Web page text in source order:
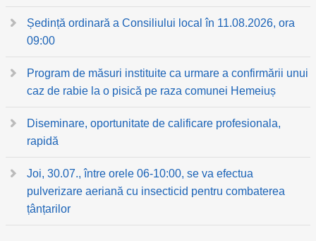
Ședință ordinară a Consiliului local în 11.08.2026, ora
09:00
Program de măsuri instituite ca urmare a confirmării unui
caz de rabie la o pisică pe raza comunei Hemeiuș
Diseminare, oportunitate de calificare profesionala,
rapidă
Joi, 30.07., între orele 06-10:00, se va efectua
pulverizare aeriană cu insecticid pentru combaterea
țânțarilor